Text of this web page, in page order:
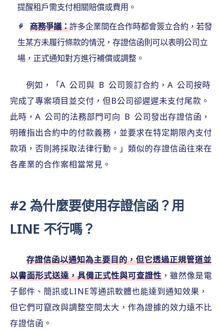
提醒租戶需支付相關賠償或費用。
商務爭議：許多企業間在合作時都會簽立合約，若發
生某方未履行條款的情況，存證信函則可以表明公司立
場，正式通知對方進行補償或調整。
例如，「A 公司與 B 公司簽訂合約，A 公司按時
完成了專案項目並交付，但B公司卻遲遲未支付尾款。
此時，A 公司的法務部門可向 B 公司發出存證信函，
明確指出合約中的付款義務，並要求在特定期限內支付
款項，否則將採取法律行動。」類似的存證信函往來在
各產業的合作案相當常見。
#2 為什麼要使用存證信函？用
LINE 不行嗎？
存證信函以通知為主要目的，但它透過正規管道並
以書面形式送達，具備正式性與可查證性 ，雖然像是電
子郵件、簡訊或LINE等通訊軟體也能達到通知效果，
但它們可竄改與調整空間太大，作為證據的效力遠不比
存證信函。